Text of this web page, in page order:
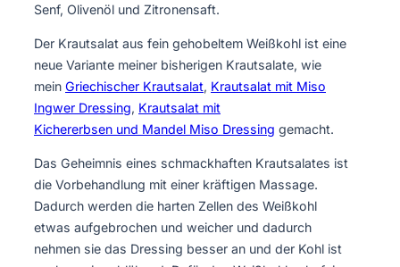
Senf, Olivenöl und Zitronensaft.
Der Krautsalat aus fein gehobeltem Weißkohl ist eine
neue Variante meiner bisherigen Krautsalate, wie
mein Griechischer Krautsalat, Krautsalat mit Miso
Ingwer Dressing, Krautsalat mit
Kichererbsen und Mandel Miso Dressing gemacht.
Das Geheimnis eines schmackhaften Krautsalates ist
die Vorbehandlung mit einer kräftigen Massage.
Dadurch werden die harten Zellen des Weißkohl
etwas aufgebrochen und weicher und dadurch
nehmen sie das Dressing besser an und der Kohl ist